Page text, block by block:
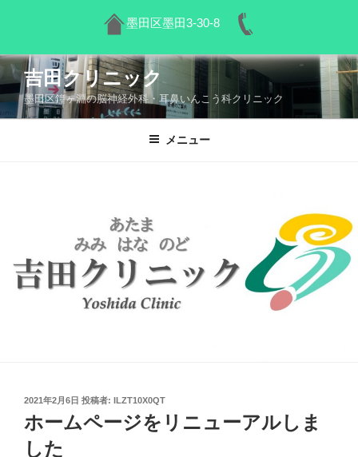
墨田区墨田3-30-8
コ
ン
テ
ン
吉田クリニック
墨田区鐘ヶ淵の脳神経外科・耳鼻いんこう科クリニック
メニュー
投
日:
2021年2月6日 投稿者: ILZT10X0QT
ホームページをリニューアルしま
した